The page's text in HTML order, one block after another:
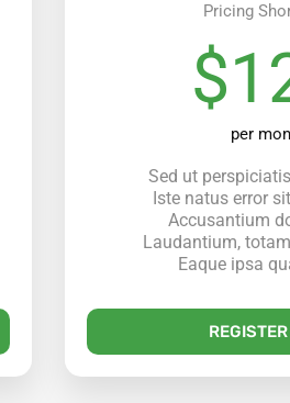
Pricing
per
Sed ut
Iste natus error
Accusantium
Laudantium,
Eaque ipsa